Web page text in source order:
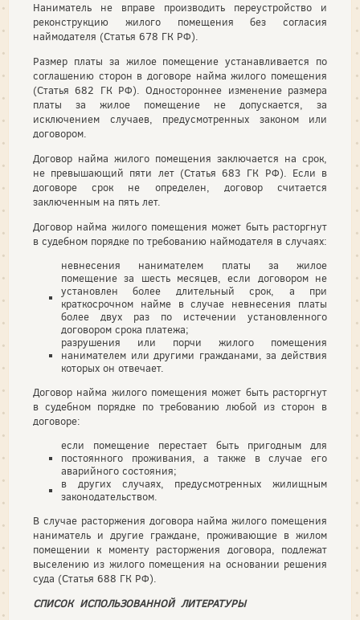
Наниматель не вправе производить переустройство и
реконструкцию жилого помещения без согласия
наймодателя (Статья 678 ГК РФ).
Размер платы за жилое помещение устанавливается по
соглашению сторон в договоре найма жилого помещения
(Статья 682 ГК РФ). Одностороннее изменение размера
платы за жилое помещение не допускается, за
исключением случаев, предусмотренных законом или
договором.
Договор найма жилого помещения заключается на срок,
не превышающий пяти лет (Статья 683 ГК РФ). Если в
договоре срок не определен, договор считается
заключенным на пять лет.
Договор найма жилого помещения может быть расторгнут
в судебном порядке по требованию наймодателя в случаях:
невнесения нанимателем платы за жилое
помещение за шесть месяцев, если договором не
установлен более длительный срок, а при
краткосрочном найме в случае невнесения платы
более двух раз по истечении установленного
договором срока платежа;
разрушения или порчи жилого помещения
нанимателем или другими гражданами, за действия
которых он отвечает.
Договор найма жилого помещения может быть расторгнут
в судебном порядке по требованию любой из сторон в
договоре:
если помещение перестает быть пригодным для
постоянного проживания, а также в случае его
аварийного состояния;
в других случаях, предусмотренных жилищным
законодательством.
В случае расторжения договора найма жилого помещения
наниматель и другие граждане, проживающие в жилом
помещении к моменту расторжения договора, подлежат
выселению из жилого помещения на основании решения
суда (Статья 688 ГК РФ).
СПИСОК ИСПОЛЬЗОВАННОЙ ЛИТЕРАТУРЫ